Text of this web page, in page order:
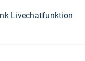
Livechatfunktion